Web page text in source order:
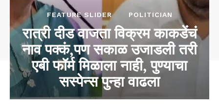
FEATURE SLIDER POLITICIAN
रात्री दीड वाजता विक्रम काकडेंचं
नाव पक्कं,पण सकाळ उजाडली तरी
एबी फॉर्म मिळाला नाही, पुण्याचा
सस्पेन्स पुन्हा वाढला